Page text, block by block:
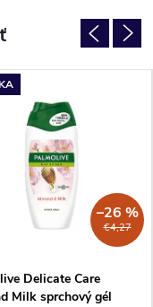
€4,27
–26 %
Delicate Care
Milk sprchový gél